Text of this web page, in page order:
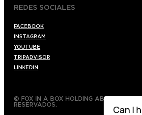
REDES SOCIALES
FACEBOOK
INSTAGRAM
YOUTUBE
TRIPADVISOR
LINKEDIN
© FOX IN A BOX HOLDING AB 2022
RESERVADOS.
Can I